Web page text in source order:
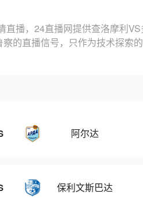
播，24直播网提供查洛摩利
的直播信号，只作为技术探索
阿尔达
保利文斯巴达